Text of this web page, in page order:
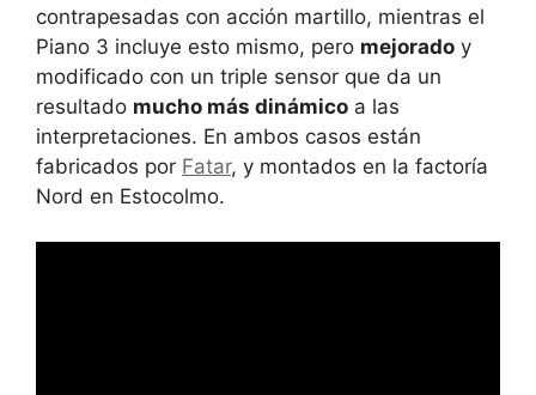
contrapesadas con acción martillo, mientras el
Piano 3 incluye esto mismo, pero mejorado y
modificado con un triple sensor que da un
resultado mucho más dinámico a las
interpretaciones. En ambos casos están
fabricados por Fatar, y montados en la factoría
Nord en Estocolmo.